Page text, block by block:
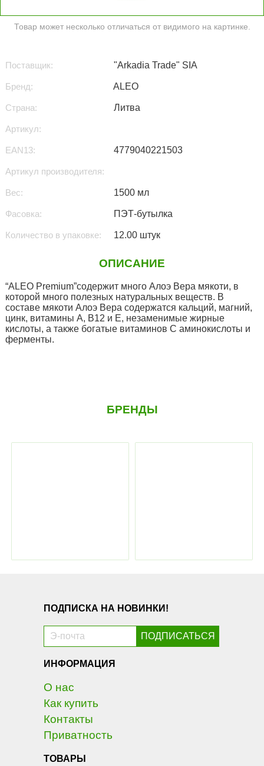
Товар может несколько отличаться от видимого на картинке.
Поставщик: "Arkadia Trade" SIA
Бренд: ALEO
Страна: Литва
Артикул:
EAN13: 4779040221503
Артикул производителя:
Вес: 1500 мл
Фасовка: ПЭТ-бутылка
Количество в упаковке: 12.00 штук
ОПИСАНИЕ
“ALEO Premium”содержит много Алоэ Вера мякоти, в
которой много полезных натуральных веществ. В
составе мякоти Алоэ Вера содержатся кальций, магний,
цинк, витамины А, B12 и E, незаменимые жирные
кислоты, а также богатые витаминов С аминокислоты и
ферменты.
БРЕНДЫ
ПОДПИСКА НА НОВИНКИ!
ИНФОРМАЦИЯ
О нас
Как купить
Контакты
Приватность
ТОВАРЫ